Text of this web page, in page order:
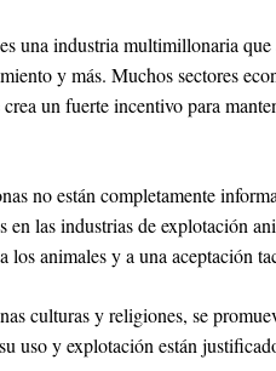
una industria multimillonaria
y más. Muchos sectores
un fuerte incentivo para
no están completamente
las industrias de explotación
animales y a una aceptación
culturas y religiones, se
uso y explotación están